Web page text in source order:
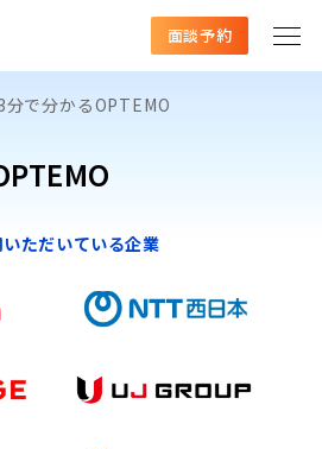
面談予約
分で分かるOPTEMO
いただいている企業